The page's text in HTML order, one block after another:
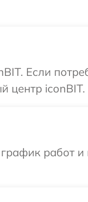
Если
центр iconBIT.
работ и